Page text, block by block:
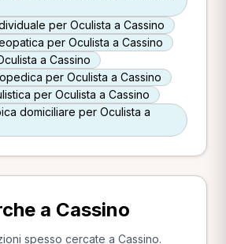
per Oculista a Cassino
per Oculista a Cassino
a Cassino
per Oculista a Cassino
per Oculista a Cassino
domiciliare per Oculista a
a Cassino
spesso cercate a Cassino.